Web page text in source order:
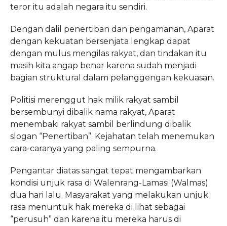
teror itu adalah negara itu sendiri.
Dengan dalil penertiban dan pengamanan, Aparat
dengan kekuatan bersenjata lengkap dapat
dengan mulus mengilas rakyat, dan tindakan itu
masih kita angap benar karena sudah menjadi
bagian struktural dalam pelanggengan kekuasan.
Politisi merenggut hak milik rakyat sambil
bersembunyi dibalik nama rakyat, Aparat
menembaki rakyat sambil berlindung dibalik
slogan “Penertiban”. Kejahatan telah menemukan
cara-caranya yang paling sempurna.
Pengantar diatas sangat tepat mengambarkan
kondisi unjuk rasa di Walenrang-Lamasi (Walmas)
dua hari lalu. Masyarakat yang melakukan unjuk
rasa menuntuk hak mereka di lihat sebagai
“perusuh” dan karena itu mereka harus di